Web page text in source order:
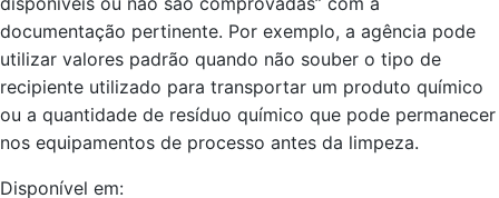
documentação pertinente. Por exemplo, a agência pode
utilizar valores padrão quando não souber o tipo de
recipiente utilizado para transportar um produto químico
ou a quantidade de resíduo químico que pode permanecer
nos equipamentos de processo antes da limpeza.
Disponível em: